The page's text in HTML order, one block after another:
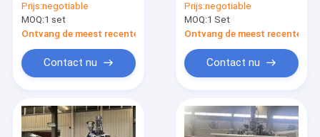
voor 100L Producten
Prijs:negotiable
MOQ:1 set
Ontvang de meest recente Prijs
Contact nu
productvolume en
PLC touchscreen
controle voor
grootschalige
kunststof productie
Prijs:negotiable
MOQ:1 Set
Ontvang de meest recente
Contact nu